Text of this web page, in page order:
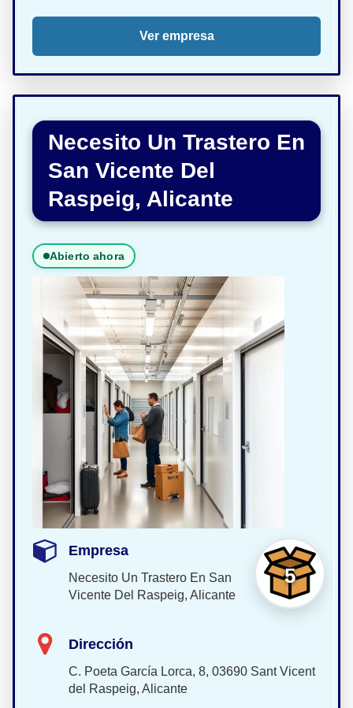
Ver empresa
Necesito Un Trastero En
San Vicente Del
Raspeig, Alicante
Abierto ahora
5
Empresa
Necesito Un Trastero En San
Vicente Del Raspeig, Alicante
Dirección
C. Poeta García Lorca, 8, 03690 Sant Vicent
del Raspeig, Alicante